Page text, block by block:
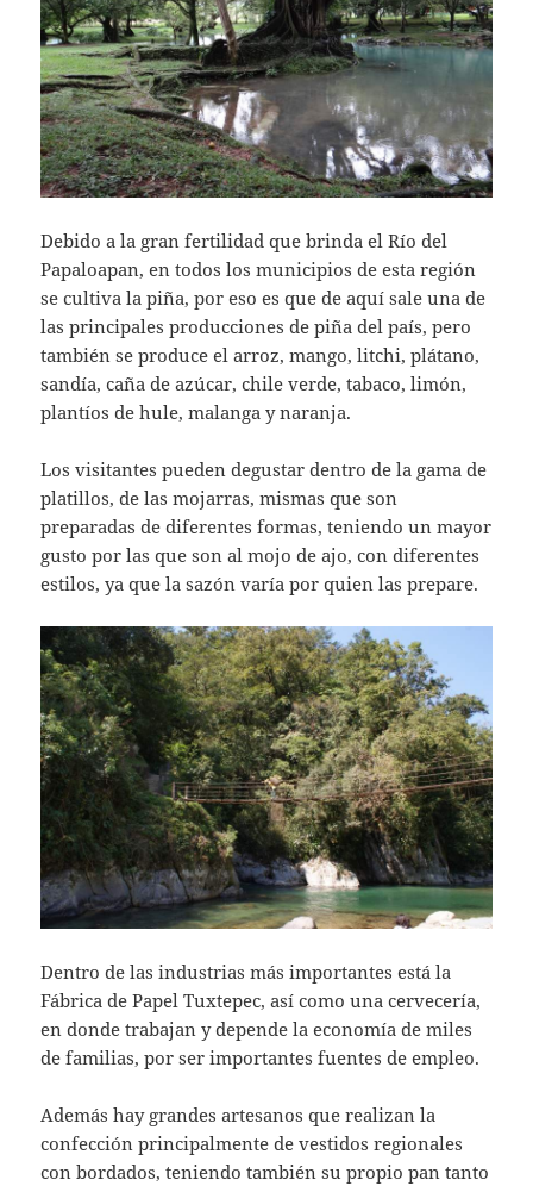
Debido a la gran fertilidad que brinda el Río del
Papaloapan, en todos los municipios de esta región
se cultiva la piña, por eso es que de aquí sale una de
las principales producciones de piña del país, pero
también se produce el arroz, mango, litchi, plátano,
sandía, caña de azúcar, chile verde, tabaco, limón,
plantíos de hule, malanga y naranja.
Los visitantes pueden degustar dentro de la gama de
platillos, de las mojarras, mismas que son
preparadas de diferentes formas, teniendo un mayor
gusto por las que son al mojo de ajo, con diferentes
estilos, ya que la sazón varía por quien las prepare.
Dentro de las industrias más importantes está la
Fábrica de Papel Tuxtepec, así como una cervecería,
en donde trabajan y depende la economía de miles
de familias, por ser importantes fuentes de empleo.
Además hay grandes artesanos que realizan la
confección principalmente de vestidos regionales
con bordados, teniendo también su propio pan tanto